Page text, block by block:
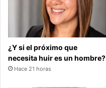
¿Y si el próximo que
necesita huir es un hombre?
Hace 21 horas